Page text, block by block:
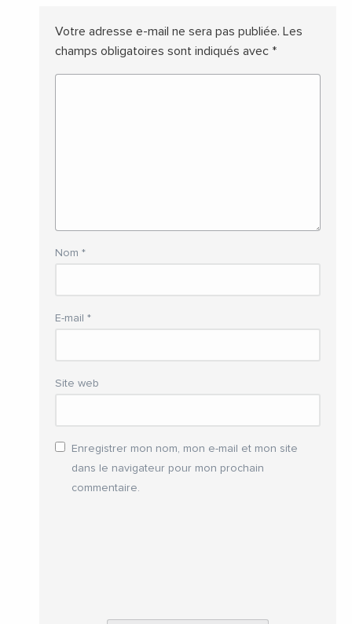
Votre adresse e-mail ne sera pas publiée. Les
champs obligatoires sont indiqués avec *
Nom *
E-mail *
Site web
Enregistrer mon nom, mon e-mail et mon site
dans le navigateur pour mon prochain
commentaire.